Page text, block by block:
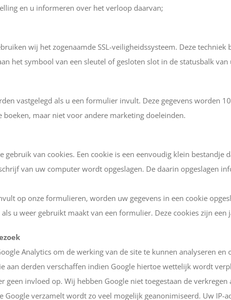
en u informeren over het verloop daarvan;
wij het zogenaamde SSL-veiligheidssysteem. Deze
het symbool van een sleutel of gesloten slot in de statusbalk
vastgelegd als u een formulier invult. Deze gegevens worden
boeken, maar niet voor andere marketing doeleinden.
gebruik van cookies. Een cookie is een eenvoudig klein bestandje
van uw computer wordt opgeslagen. De daarin opgeslagen
op onze formulieren, worden uw gegevens in een cookie
u weer gebruikt maakt van een formulier. Deze cookies zijn een
Analytics om de werking van de site te kunnen analyseren
aan derden verschaffen indien Google hiertoe wettelijk wordt
geen invloed op. Wij hebben Google niet toegestaan de
Google verzamelt wordt zo veel mogelijk geanonimiseerd. Uw IP-